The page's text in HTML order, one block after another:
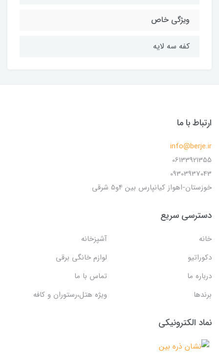
ویژگی خاص
کفه سه لایه
ارتباط با ما
info@berje.ir
06133921355
09303937043
خوزستان-اهواز کیانپارس بین 4و5 شرقی
دسترسی سریع
خانه
آشپزخانه
دکوراتیو
لوازم خانگی برقی
درباره ما
تماس با ما
برندها
ویژه هتل،رستوران و کافه
نماد الکترونیکی